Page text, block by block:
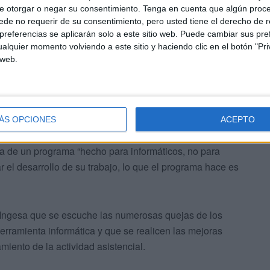
otorgar o negar su consentimiento. Tenga en cuenta que algún
no requerir de su consentimiento, pero usted tiene el derecho de
se aplicarán solo a este sitio web. Puede cambiar sus
momento volviendo a este sitio y haciendo clic en el botón
OPCIONES ACEPTO
que afean que Ingesa haya hechoun desembolso
que hubiera ninguna demanda para mejorar la
un programa “hecho para informáticos, no para
el desarrollo de su trabajo, lo que el programa hace es
que se escuche las numerosas quejas de los
informática y que se realicen las mejoras
de la actividad asistencial.